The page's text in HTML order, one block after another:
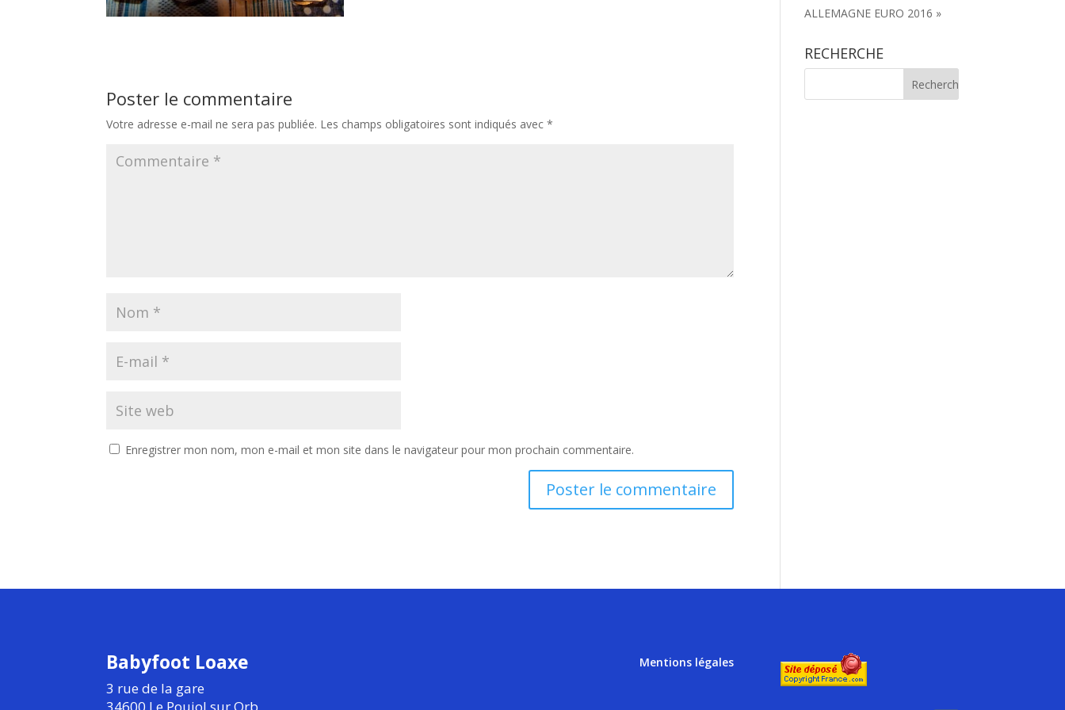
Poster le commentaire
Votre adresse e-mail ne sera pas publiée. Les champs obligatoires sont indiqués avec*
Enregistrer mon nom, mon e-mail et mon site dans le navigateur pour mon prochain commentaire.
ALLEMAGNE EURO 2016 »
RECHERCHE
Babyfoot Loaxe
3 rue de la gare
34600 Le Poujol sur Orb
Mentions légales